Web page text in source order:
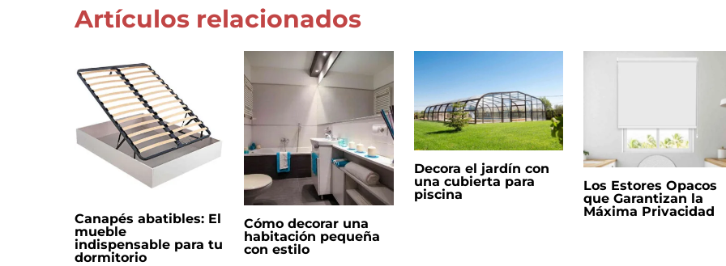
Artículos relacionados
Canapés abatibles: El
mueble
indispensable para tu
dormitorio
Cómo decorar una
habitación pequeña
con estilo
Decora el jardín con
una cubierta para
piscina
Los Estores Opacos
que Garantizan la
Máxima Privacidad